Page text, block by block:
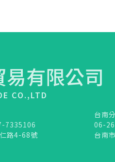
有限公司
CO.,LTD
7335106
路4-68號
台南
06-
台南